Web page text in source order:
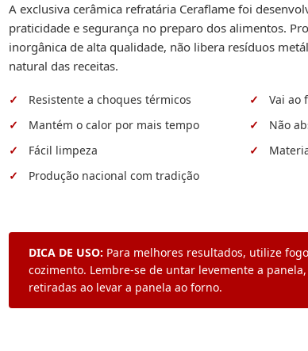
A exclusiva cerâmica refratária Ceraflame foi
praticidade e segurança no preparo dos alimentos.
inorgânica de alta qualidade, não libera resíduos
natural das receitas.
Resistente a choques térmicos
Vai ao
Mantém o calor por mais tempo
Não
Fácil limpeza
Produção nacional com tradição
DICA DE USO: Para melhores resultados, utilize
cozimento. Lembre-se de untar levemente a
retiradas ao levar a panela ao forno.